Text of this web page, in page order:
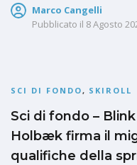
Marco Cangelli
Pubblicato il 8 Agosto
SCI DI FONDO, SKIROLL
Sci di fondo –
Holbæk firma il
qualifiche della